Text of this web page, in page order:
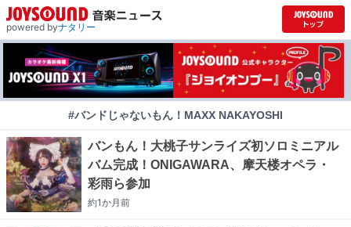
powered byナタリー
#バンドじゃないもん！MAXX NAKAYOSHI
バンもん！大桃子サンライズ初ソロミニアル
バム完成！ONIGAWARA、摩天楼オペラ・
彩雨ら参加
約1か月前